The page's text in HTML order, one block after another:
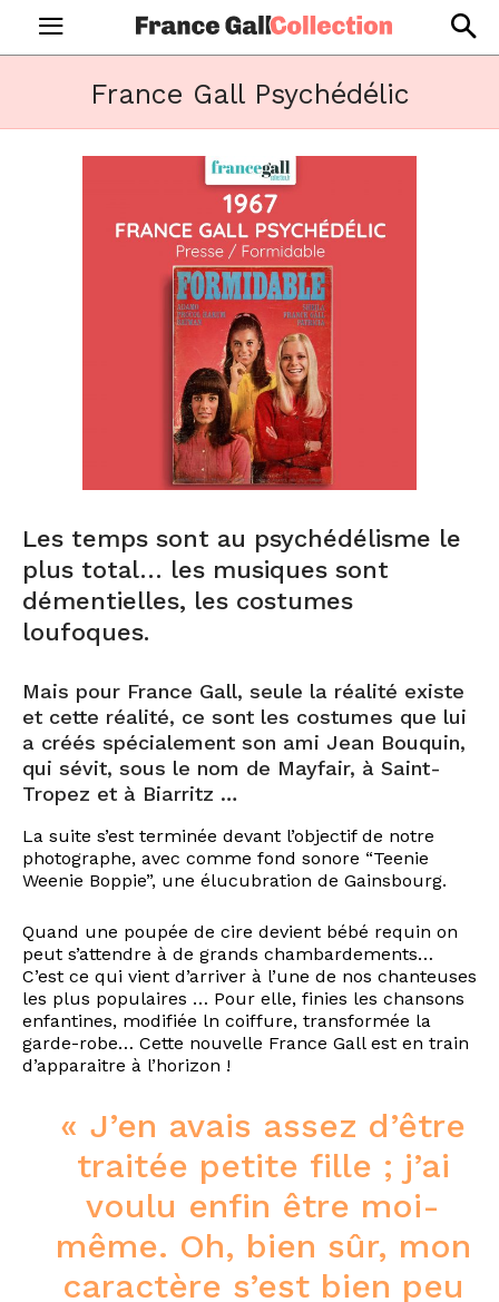
France Gall Psychédélic
Les temps sont au psychédélisme le
plus total… les musiques sont
démentielles, les costumes
loufoques.
Mais pour France Gall, seule la réalité existe
et cette réalité, ce sont les costumes que lui
a créés spécialement son ami Jean Bouquin,
qui sévit, sous le nom de Mayfair, à Saint-
Tropez et à Biarritz …
La suite s’est terminée devant l’objectif de notre
photographe, avec comme fond sonore “Teenie
Weenie Boppie”, une élucubration de Gainsbourg.
Quand une poupée de cire devient bébé requin on
peut s’attendre à de grands chambardements…
C’est ce qui vient d’arriver à l’une de nos chanteuses
les plus populaires … Pour elle, finies les chansons
enfantines, modifiée ln coiffure, transformée la
garde-robe… Cette nouvelle France Gall est en train
d’apparaitre à l’horizon !
« J’en avais assez d’être
traitée petite fille ; j’ai
voulu enfin être moi-
même. Oh, bien sûr, mon
caractère s’est bien peu